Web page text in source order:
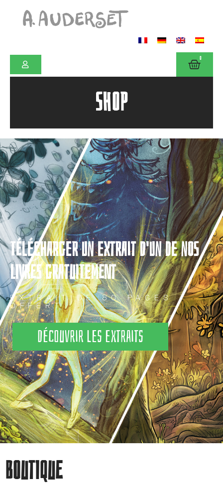
0
SHOP
TÉLÉCHARGER UN EXTRAIT D'UN DE NOS
LIVRES GRATUITEMENT
EXTRAIT DE 80 PAGES
OFFERT
Découvrir les extraits
BOUTIQUE